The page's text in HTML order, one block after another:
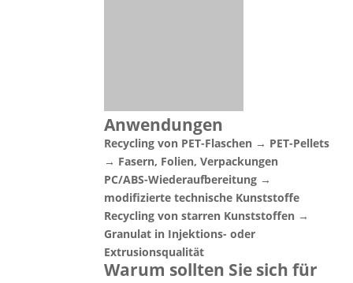
Anwendungen
Recycling von PET-Flaschen → PET-Pellets
→ Fasern, Folien, Verpackungen
PC/ABS-Wiederaufbereitung →
modifizierte technische Kunststoffe
Recycling von starren Kunststoffen →
Granulat in Injektions- oder
Extrusionsqualität
Warum sollten Sie sich für